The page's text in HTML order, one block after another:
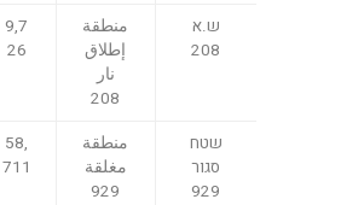
ש.א
208
منطقة
إطلاق
نار
208
9,7
26
שטח
סגור
929
منطقة
مغلقة
929
58,
711